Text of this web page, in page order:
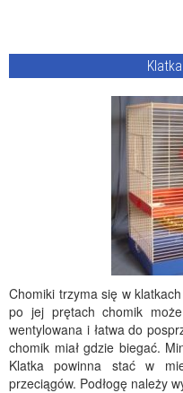
Chomiki trzyma się w
po jej prętach chomik
wentylowana i łatwa do
chomik miał gdzie biegać.
Klatka powinna stać w
przeciągów. Podłogę należy